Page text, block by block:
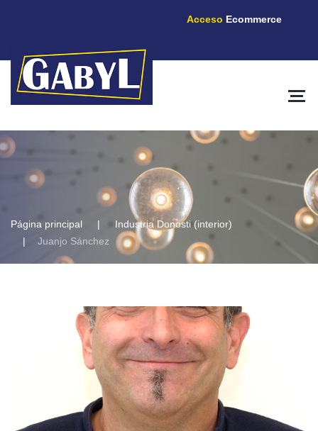
Página principal
Industria Donosti (interior)
Juanjo Sánchez
Acceso Ecommerce